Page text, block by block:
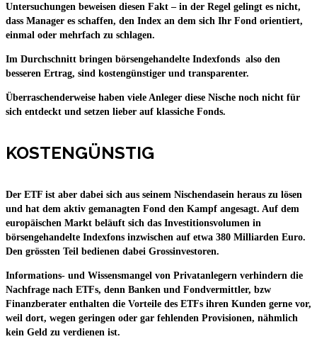
Untersuchungen beweisen diesen Fakt – in der Regel gelingt es nicht,
dass Manager es schaffen, den Index an dem sich Ihr Fond orientiert,
einmal oder mehrfach zu schlagen.
Im Durchschnitt bringen börsengehandelte Indexfonds also den
besseren Ertrag, sind kostengünstiger und transparenter.
Überraschenderweise haben viele Anleger diese Nische noch nicht für
sich entdeckt und setzen lieber auf klassiche Fonds.
KOSTENGÜNSTIG
Der ETF ist aber dabei sich aus seinem Nischendasein heraus zu lösen
und hat dem aktiv gemanagten Fond den Kampf angesagt. Auf dem
europäischen Markt beläuft sich das Investitionsvolumen in
börsengehandelte Indexfons inzwischen auf etwa 380 Milliarden Euro.
Den grössten Teil bedienen dabei Grossinvestoren.
Informations- und Wissensmangel von Privatanlegern verhindern die
Nachfrage nach ETFs, denn Banken und Fondvermittler, bzw
Finanzberater enthalten die Vorteile des ETFs ihren Kunden gerne vor,
weil dort, wegen geringen oder gar fehlenden Provisionen, nähmlich
kein Geld zu verdienen ist.